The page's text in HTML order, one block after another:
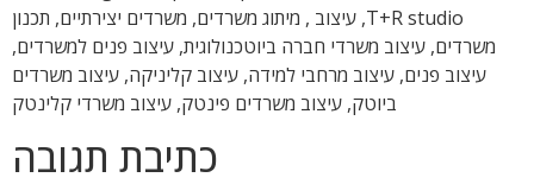
T+R studio, עיצוב , מיתוג משרדים, משרדים יצירתיים, תכנון
משרדים, עיצוב משרדי חברה ביוטכנולוגית, עיצוב פנים למשרדים,
עיצוב פנים, עיצוב מרחבי למידה, עיצוב קליניקה, עיצוב משרדים
ביוטק, עיצוב משרדים פינטק, עיצוב משרדי קלינטק
כתיבת תגובה